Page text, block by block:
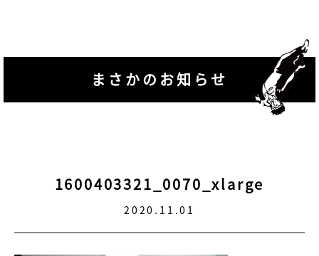
まさかのお知らせ
1600403321_0070_xlarge
2020.11.01